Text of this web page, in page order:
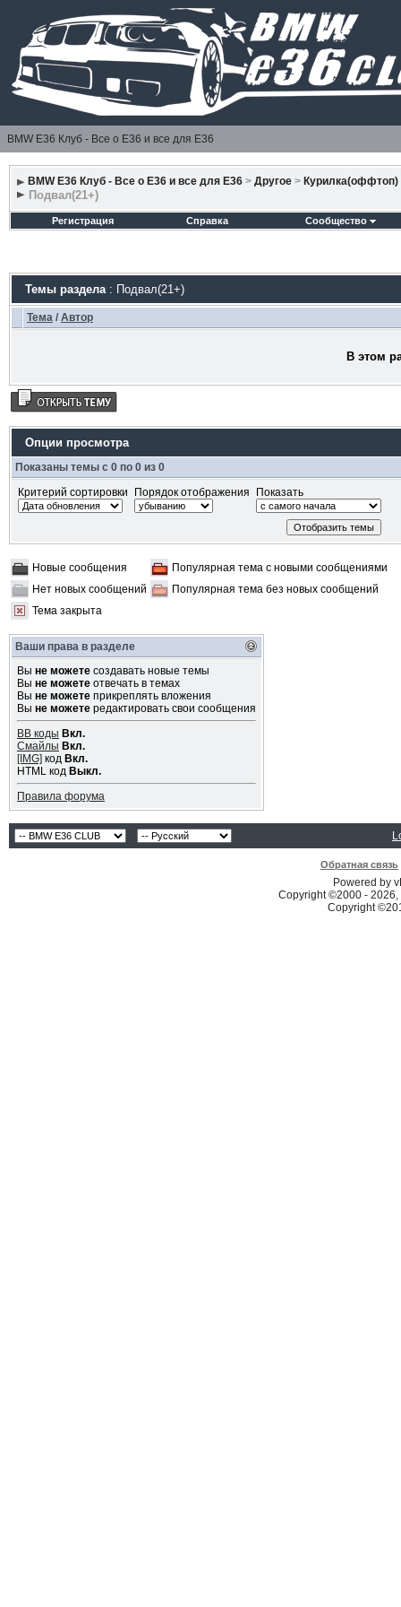
BMW E36 Клуб - Все о Е36 и все для Е36
BMW E36 Клуб - Все о Е36 и все для Е36 > Другое > Курилка(оффтоп)
Подвал(21+)
Регистрация Справка Сообщество
Темы раздела: Подвал(21+)
Тема/ Автор
В этом
Опции просмотра
Показаны темы с 0 по 0 из 0
Критерий сортировки
Порядок отображения Показать
Новые сообщения
Популярная тема с новыми сообщениями
Нет новых сообщений
Популярная тема без новых сообщений
Тема закрыта
Ваши права в разделе
Вы не можетесоздавать новые темы
Вы не можетеотвечать в темах
Вы не можетеприкреплять вложения
Вы не можетередактировать свои сообщения
BB коды Вкл.
Смайлы Вкл.
[IMG] код Вкл.
HTML код Выкл.
Правила форума
Обратная связь
Powered by
Copyright ©2000 -
Copyright